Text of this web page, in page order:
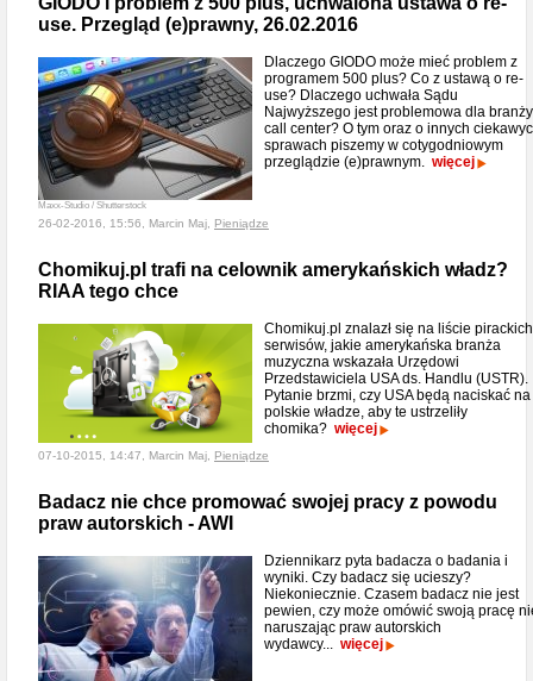
use. Przegląd (e)prawny, 26.02.2016
Maxx-Studio / Shutterstock
Dlaczego GIODO może mieć problem z
programem 500 plus? Co z ustawą o re-
use? Dlaczego uchwała Sądu
Najwyższego jest problemowa dla branży
call center? O tym oraz o innych
sprawach piszemy w cotygodniowym
przeglądzie (e)prawnym. więcej
26-02-2016, 15:56, Marcin Maj, Pieniądze
Chomikuj.pl trafi na celownik amerykańskich władz?
RIAA tego chce
Chomikuj.pl znalazł się na liście pirackich
serwisów, jakie amerykańska branża
muzyczna wskazała Urzędowi
Przedstawiciela USA ds. Handlu (USTR).
Pytanie brzmi, czy USA będą naciskać na
polskie władze, aby te ustrzeliły
chomika? więcej
07-10-2015, 14:47, Marcin Maj, Pieniądze
Badacz nie chce promować swojej pracy z powodu
praw autorskich - AWI
Dziennikarz pyta badacza o badania i
wyniki. Czy badacz się ucieszy?
Niekoniecznie. Czasem badacz nie jest
pewien, czy może omówić swoją pracę
naruszając praw autorskich
wydawcy... więcej